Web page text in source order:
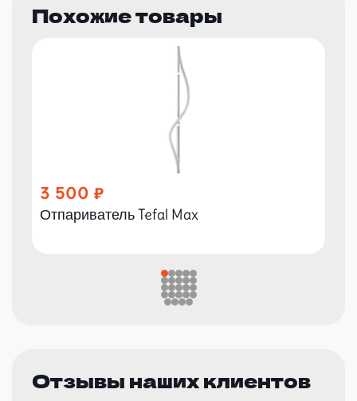
Похожие товары
3 500
Отпариватель Tefal Max
Отзывы наших клиентов